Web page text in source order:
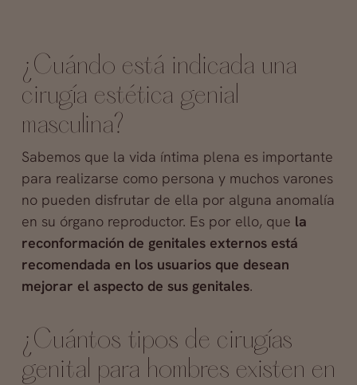
¿Cuándo está indicada una
cirugía estética genial
masculina?
Sabemos que la vida íntima plena es importante
para realizarse como persona y muchos varones
no pueden disfrutar de ella por alguna anomalía
en su órgano reproductor. Es por ello, que la
reconformación de genitales externos está
recomendada en los usuarios que desean
mejorar el aspecto de sus genitales.
¿Cuántos tipos de cirugías
genital para hombres existen en